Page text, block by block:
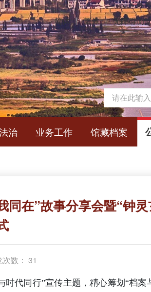
简体 丨 繁体 丨 无障碍浏
治 业务工作 馆藏档案
同在”故事分享会暨“钟
数： 31
代同行”宣传主题，精心筹划“档案